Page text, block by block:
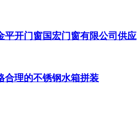
平开门窗国宏门窗有限公司供应
合理的不锈钢水箱拼装